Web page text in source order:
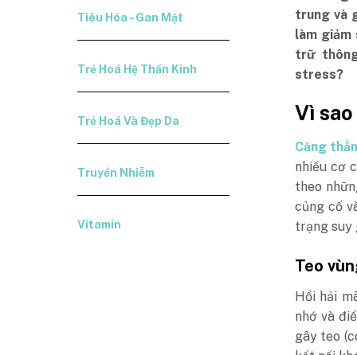
Tiêu Hóa - Gan Mật
Trẻ Hoá Hệ Thần Kinh
Trẻ Hoá Và Đẹp Da
Truyền Nhiễm
Vitamin
trung và
làm giảm
trữ
stress?
Vì
Căng
nhiều cơ
theo
củng cố
trạng suy
Teo
Hồi hải
nhớ và
gây teo